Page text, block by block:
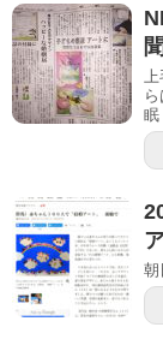
上
眠
朝